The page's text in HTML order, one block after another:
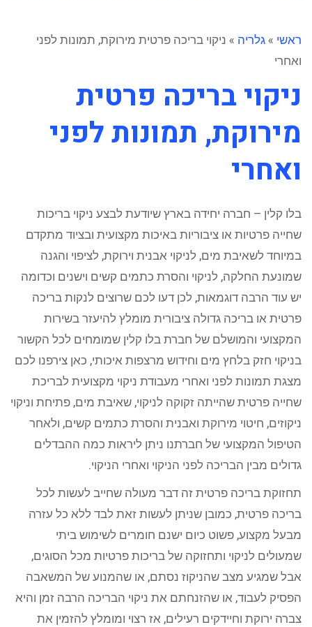
ראשי »גלריה » ניקוי בריכה פרטית מירוקת, תמונות לפני
ואחרי
ניקוי בריכה פרטית
מירוקת, תמונות לפני
ואחרי
בלו קלין – חברה יחידה בארץ שיודעת לבצע ניקוי בריכות
שחייה פרטיות או ציבוריות באיכות מקצועית ובציוד מתקדם
במיוחד לשאיבת מים, לניקוי אבנית וירוקת, לציפוי והגנה
שמונעת החלקה, לניקוי והסרת כתמים קשים וישנים וכדומה
יש עוד הרבה דוגמאות, לכן דעו לכם שרוצים לנקות בריכה
פרטית או בריכה גדולה ציבורית מומלץ להיעזר בשירות
המקצועי והמושלם של חברת בלו קלין שמומחים לכל הקשור
בניקוי חזק בלחץ מים וחידוש מרצפות איכותי, כאן צירפנו לכם
מצגת תמונות לפני ואחרי מעבודת ניקוי מקצועית לבריכת
שחייה פרטית שהייתה זקוקה לניקוי, שאיבת מים, פתיחת וניקוי
ניקוזים, חיטוי מירוקת ואבנית והסרת כתמים קשים, ולאחר
הטיפול המקצועי של חברתנו ניתן ליראות כמה ההבדלים
גדולים מבין הבריכה לפני הניקוי ואחרי הניקוי.
תחזוקת בריכה פרטית זה דבר מעולה שחייב לעשות לכל
בריכה פרטית, כמובן שניתן לעשות זאת לבד ללא כל עזרה
מבעל מקצוע, פשוט כיום ישנם חומרים לשימוש ביתי
שמעולים לניקוי ותחזוקה של בריכות פרטיות מכל הסוגים,
אבל שמגיע מצב שהניקוז נסתם, או שהמנוע של המשאבה
הפסיק לעבוד, או שהזנחתם את ניקוי הבריכה הרבה זמן והיא
צברה ירוקת וחיידקים רעילים, אז רצוי ומומלץ להזמין את